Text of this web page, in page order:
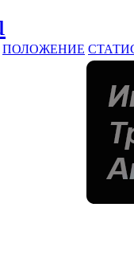
ПОЛОЖЕНИЕ